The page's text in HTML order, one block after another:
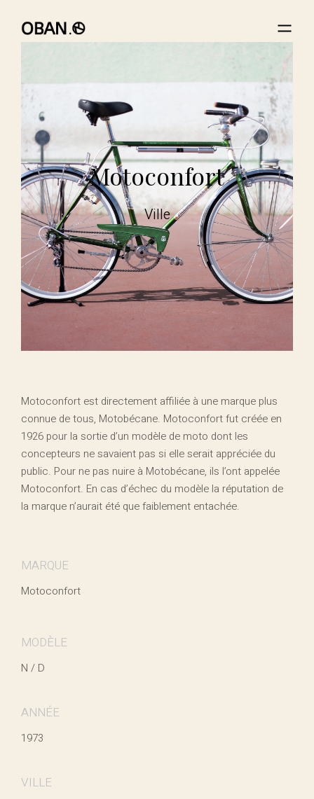
Motoconfort
Ville
Motoconfort est directement affiliée à une marque plus
connue de tous, Motobécane. Motoconfort fut créée en
1926 pour la sortie d’un modèle de moto dont les
concepteurs ne savaient pas si elle serait appréciée du
public. Pour ne pas nuire à Motobécane, ils l’ont appelée
Motoconfort. En cas d’échec du modèle la réputation de
la marque n’aurait été que faiblement entachée.
MARQUE
Motoconfort
MODÈLE
N / D
ANNÉE
1973
VILLE